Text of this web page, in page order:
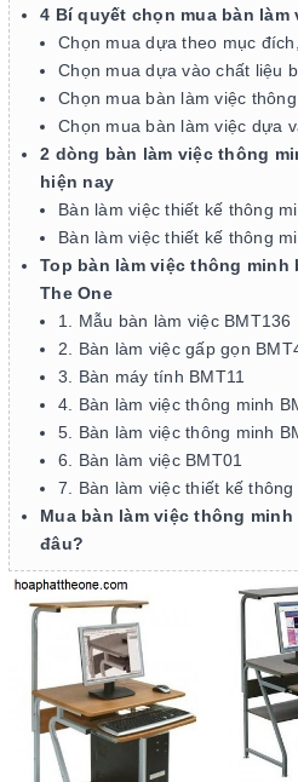
4 Bí quyết chọn mua bàn
Chọn mua dựa theo mục
Chọn mua dựa vào chất liệu
Chọn mua bàn làm việc
Chọn mua bàn làm việc dựa
2 dòng bàn làm việc thông
hiện nay
Bàn làm việc thiết kế thông
Bàn làm việc thiết kế thông
Top bàn làm việc thông
The One
1. Mẫu bàn làm việc BMT136
2. Bàn làm việc gấp gọn
3. Bàn máy tính BMT11
4. Bàn làm việc thông minh
5. Bàn làm việc thông minh
6. Bàn làm việc BMT01
7. Bàn làm việc thiết kế thông
Mua bàn làm việc thông
đâu?